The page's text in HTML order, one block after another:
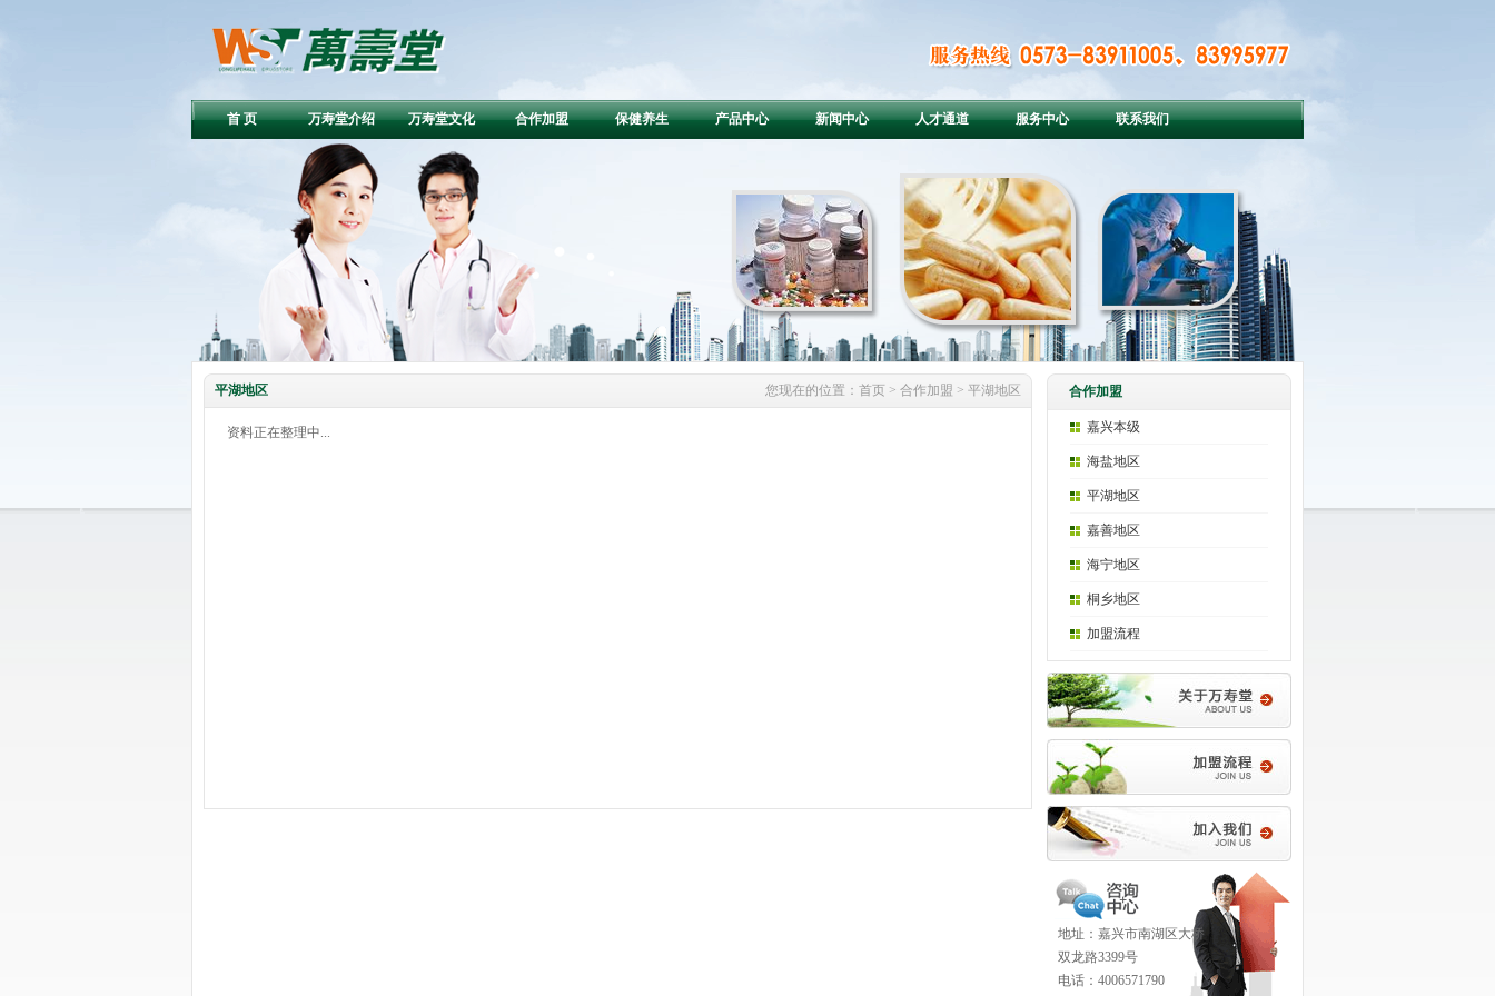
首 页 万寿堂介绍 万寿堂文化 合作加盟 保健养生 产品中心 新闻中心 人才通道 服务中心 联系我们
平湖地区 您现在的位置： 首页 > 合作加盟 > 平湖地区
资料正在整理中...
合作加盟
嘉兴本级
海盐地区
平湖地区
嘉善地区
海宁地区
桐乡地区
加盟流程
地址：嘉兴市南湖区大桥
双龙路3399号
电话：4006571790